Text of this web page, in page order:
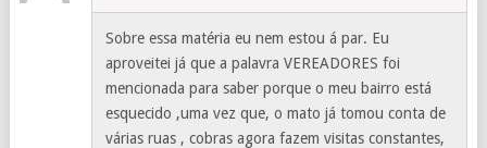
Sobre essa matéria eu nem estou á par. Eu
aproveitei já que a palavra VEREADORES foi
mencionada para saber porque o meu bairro está
esquecido ,uma vez que, o mato já tomou conta de
várias ruas , cobras agora fazem visitas constantes,